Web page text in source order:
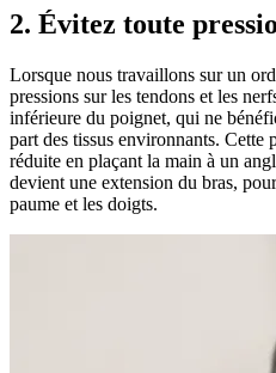
2. Évitez toute
Lorsque nous travaillons sur un
pressions sur les tendons et les
inférieure du poignet, qui ne
part des tissus environnants. Cette
réduite en plaçant la main à un
devient une extension du bras,
paume et les doigts.